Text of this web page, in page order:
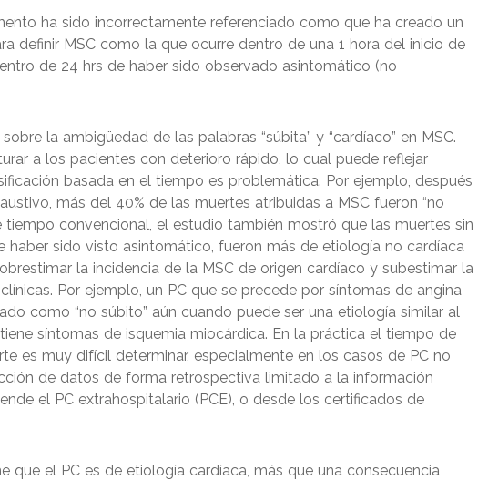
ha sido incorrectamente referenciado como que ha creado un
definir MSC como la que ocurre dentro de una 1 hora del inicio de
de 24 hrs de haber sido observado asintomático (no
la ambigüedad de las palabras “súbita” y “cardíaco” en MSC.
a los pacientes con deterioro rápido, lo cual puede reflejar
basada en el tiempo es problemática. Por ejemplo, después
más del 40% de las muertes atribuidas a MSC fueron “no
tiempo convencional, el estudio también mostró que las muertes sin
haber sido visto asintomático, fueron más de etiología no cardíaca
la incidencia de la MSC de origen cardíaco y subestimar la
Por ejemplo, un PC que se precede por síntomas de angina
como “no súbito” aún cuando puede ser una etiología similar al
síntomas de isquemia miocárdica. En la práctica el tiempo de
es muy difícil determinar, especialmente en los casos de PC no
de datos de forma retrospectiva limitado a la información
el PC extrahospitalario (PCE), o desde los certificados de
que el PC es de etiología cardíaca, más que una consecuencia